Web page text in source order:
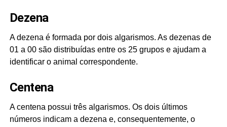
Dezena
A dezena é formada por dois algarismos. As dezenas de
01 a 00 são distribuídas entre os 25 grupos e ajudam a
identificar o animal correspondente.
Centena
A centena possui três algarismos. Os dois últimos
números indicam a dezena e, consequentemente, o